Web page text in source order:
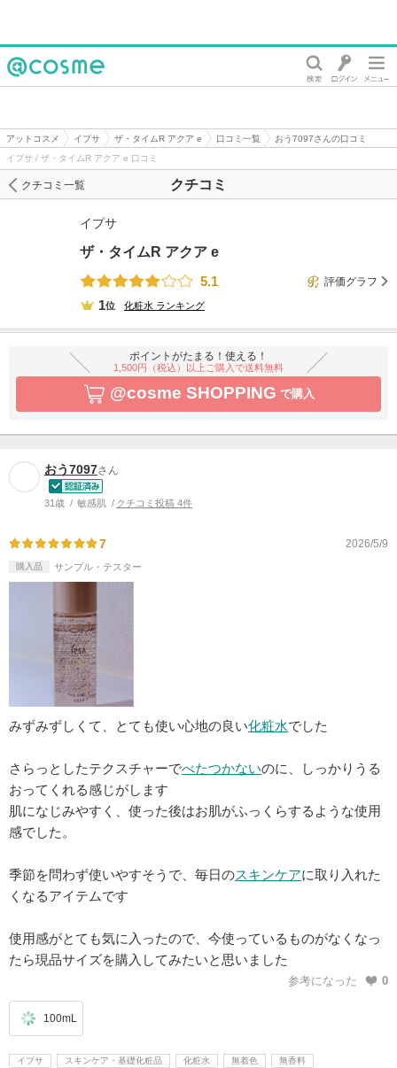
アットコスメ イプサ ザ・タイムR アクア e 口コミ一覧
おう7097さんの口コミ
イプサ / ザ・タイムR アクア e 口コミ
クチコミ
クチコミ一覧
イプサ
ザ・タイムR アクア e
5.1
評価グラフ
1位 化粧水 ランキング
ポイントがたまる！使える！
1,500円（税込）以上ご購入で送料無料
@cosme SHOPPING で購入
おう7097さん
31歳 敏感肌 クチコミ投稿 4件
7 2026/5/9
購入品 サンプル・テスター
みずみずしくて、とても使い心地の良い化粧水でした
さらっとしたテクスチャーでべたつかないのに、しっかりうる
おってくれる感じがします
肌になじみやすく、使った後はお肌がふっくらするような使用
感でした。
季節を問わず使いやすそうで、毎日のスキンケアに取り入れた
くなるアイテムです
使用感がとても気に入ったので、今使っているものがなくなっ
たら現品サイズを購入してみたいと思いました
参考になった 0
100mL
イプサ スキンケア・基礎化粧品 化粧水 無着色 無香料